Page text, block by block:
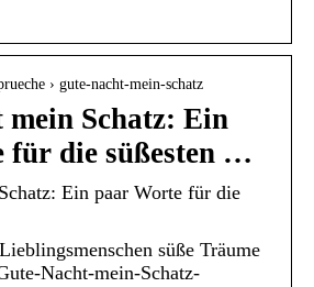
› gute-nacht-mein-schatz
mein Schatz: Ein
für die süßesten …
Ein paar Worte für die
süße Träume
Nacht-mein-Schatz-